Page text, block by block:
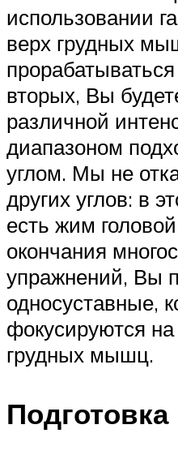
использовании
верх грудных
вторых, Вы
различной
диапазоном
углом. Мы не
других углов: в
есть жим
окончания
упражнений, Вы
односуставные,
фокусируются
грудных мышц.
Подготовка